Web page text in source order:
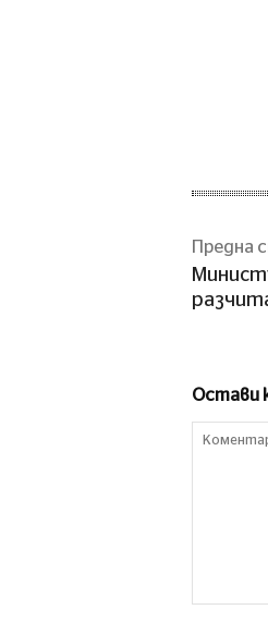
Предна
Остави